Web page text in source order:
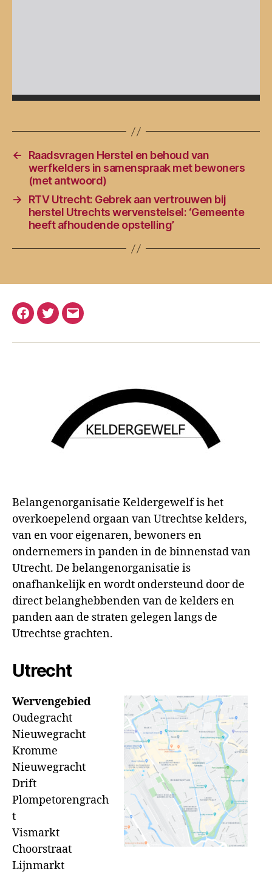
←
Raadsvragen Herstel en behoud van
werfkelders in samenspraak met bewoners
(met antwoord)
→
RTV Utrecht: Gebrek aan vertrouwen bij
herstel Utrechts wervenstelsel: ‘Gemeente
heeft afhoudende opstelling’
Facebook
Twitter
E-
Belangenorganisatie Keldergewelf is het
overkoepelend orgaan van Utrechtse kelders,
van en voor eigenaren, bewoners en
ondernemers in panden in de binnenstad van
Utrecht. De belangenorganisatie is
onafhankelijk en wordt ondersteund door de
direct belanghebbenden van de kelders en
panden aan de straten gelegen langs de
Utrechtse grachten.
Utrecht
Wervengebied
Oudegracht
Nieuwegracht
Kromme
Nieuwegracht
Drift
Plompetorengrach
t
Vismarkt
Choorstraat
Lijnmarkt